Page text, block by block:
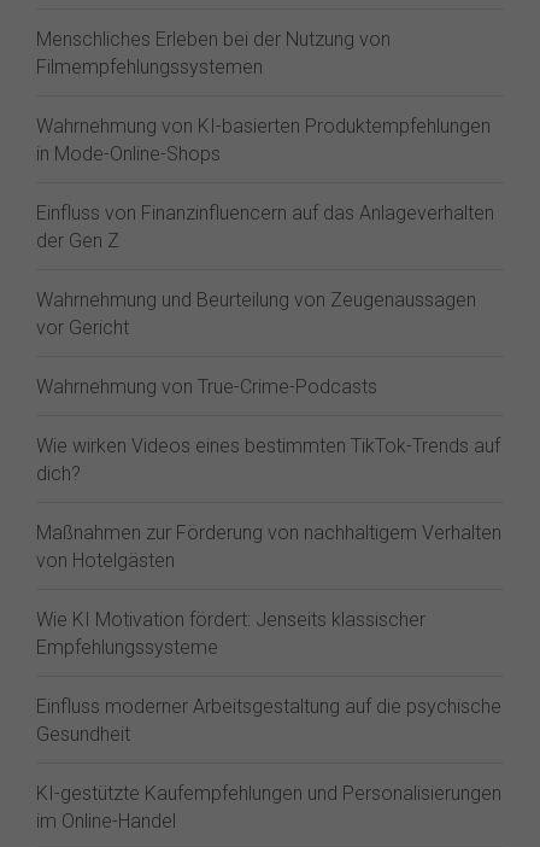
Menschliches Erleben bei der Nutzung von
Filmempfehlungssystemen
Wahrnehmung von KI-basierten Produktempfehlungen
in Mode-Online-Shops
Einfluss von Finanzinfluencern auf das Anlageverhalten
der Gen Z⁠
Wahrnehmung und Beurteilung von Zeugenaussagen
vor Gericht
Wahrnehmung von True-Crime-Podcasts
Wie wirken Videos eines bestimmten TikTok-Trends auf
dich?
Maßnahmen zur Förderung von nachhaltigem Verhalten
von Hotelgästen
Wie KI Motivation fördert: Jenseits klassischer
Empfehlungssysteme
Einfluss moderner Arbeitsgestaltung auf die psychische
Gesundheit
KI-gestützte Kaufempfehlungen und Personalisierungen
im Online-Handel